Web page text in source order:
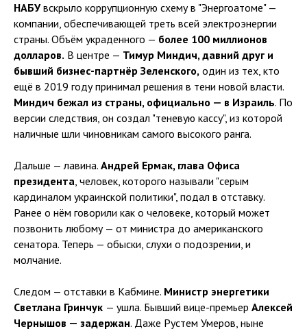
НАБУвскрыло коррупционную схему в "Энергоатоме" —
компании, обеспечивающей треть всей электроэнергии
страны. Объём украденного — более 100 миллионов
долларов. В центре — Тимур Миндич, давний друг и
бывший бизнес-партнёр Зеленского, один из тех, кто
ещё в 2019 году принимал решения в тени новой власти.
Миндич бежал из страны, официально — в Израиль. По
версии следствия, он создал "теневую кассу", из которой
наличные шли чиновникам самого высокого ранга.
Дальше — лавина. Андрей Ермак, глава Офиса
президента, человек, которого называли "серым
кардиналом украинской политики", подал в отставку.
Ранее о нём говорили как о человеке, который может
позвонить любому — от министра до американского
сенатора. Теперь — обыски, слухи о подозрении, и
молчание.
Следом — отставки в Кабмине. Министр энергетики
Светлана Гринчук — ушла. Бывший вице-премьер Алексей
Чернышов — задержан. Даже Рустем Умеров, ныне